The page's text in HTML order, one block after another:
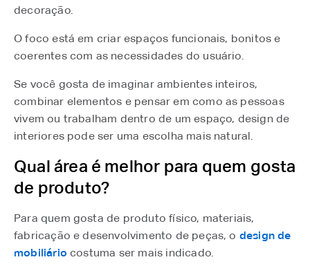
decoração.
O foco está em criar espaços funcionais, bonitos e
coerentes com as necessidades do usuário.
Se você gosta de imaginar ambientes inteiros,
combinar elementos e pensar em como as pessoas
vivem ou trabalham dentro de um espaço, design de
interiores pode ser uma escolha mais natural.
Qual área é melhor para quem gosta
de produto?
Para quem gosta de produto físico, materiais,
fabricação e desenvolvimento de peças, o design de
mobiliário costuma ser mais indicado.